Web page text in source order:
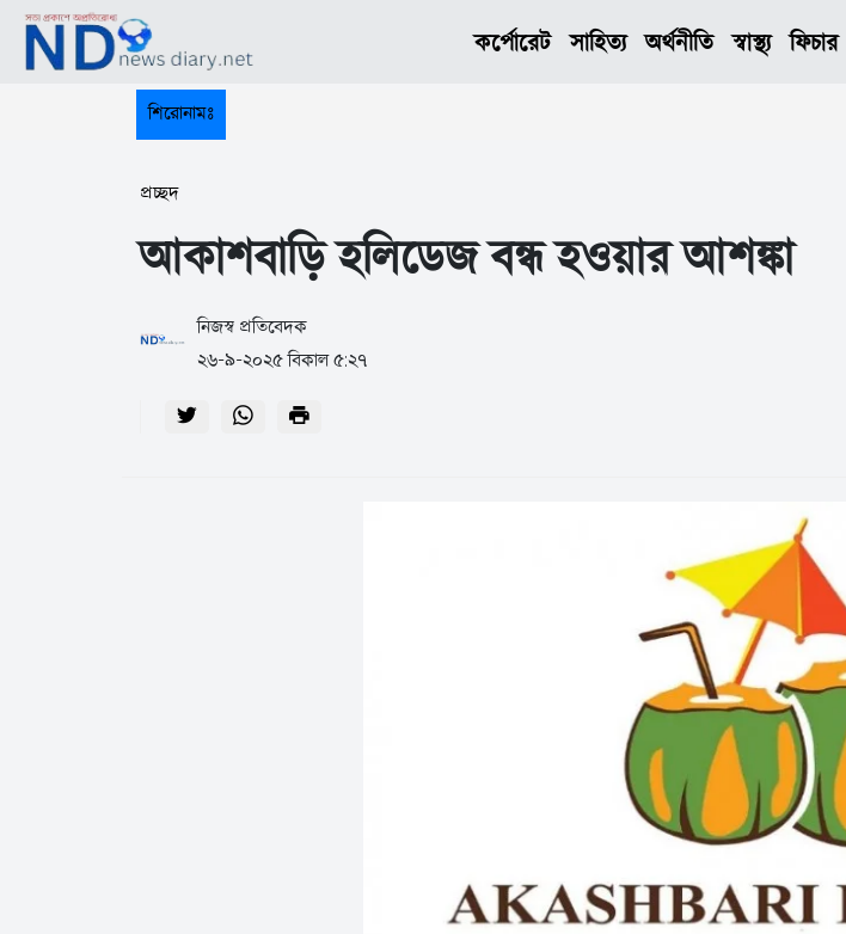
কর্পোরেট সাহিত্য অর্থনীতি স্বাস্থ্য ফিচার
শিরোনামঃ
প্রচ্ছদ
আকাশবাড়ি হলিডেজ বন্ধ হওয়ার আশঙ্কা
নিজস্ব প্রতিবেদক
২৬-৯-২০২৫ বিকাল ৫:২৭